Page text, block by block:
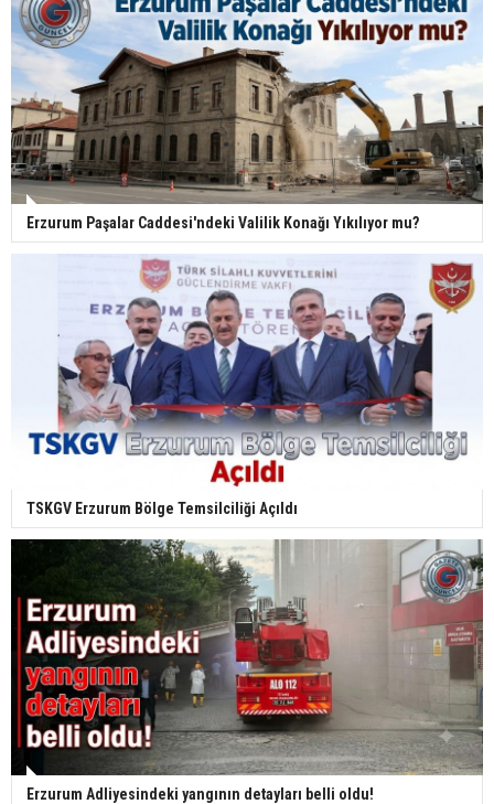
Erzurum Paşalar Caddesi'ndeki Valilik Konağı Yıkılıyor mu?
TSKGV Erzurum Bölge Temsilciliği Açıldı
Erzurum Adliyesindeki yangının detayları belli oldu!